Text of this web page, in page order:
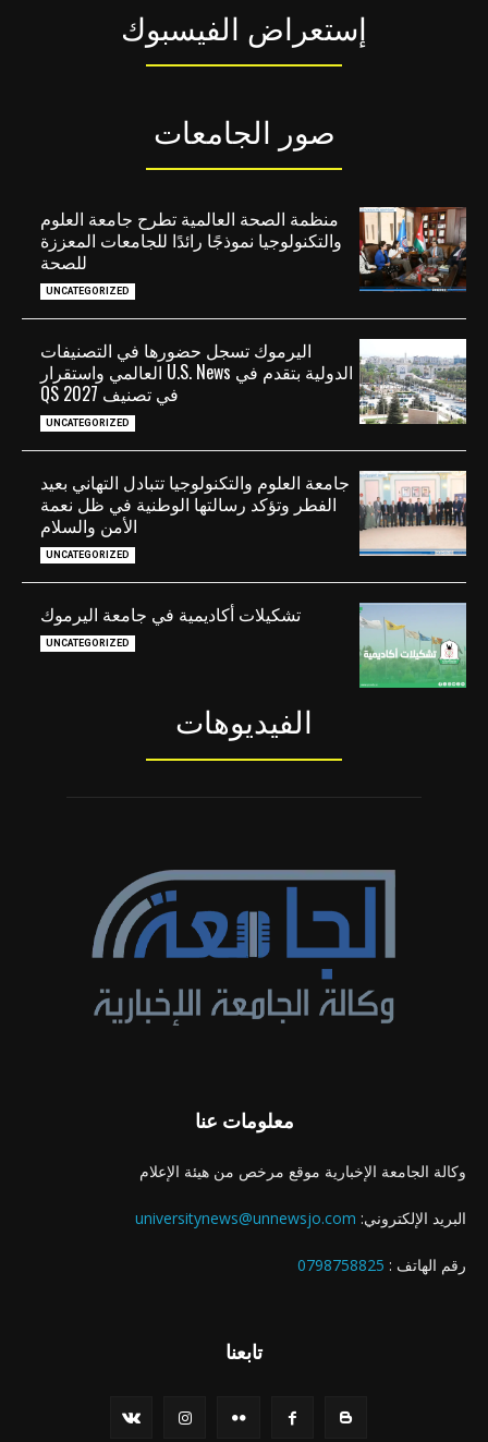
إستعراض الفيسبوك
صور الجامعات
منظمة الصحة العالمية تطرح جامعة العلوم
والتكنولوجيا نموذجًا رائدًا للجامعات المعززة
للصحة
UNCATEGORIZED
اليرموك تسجل حضورها في التصنيفات
الدولية بتقدم في U.S. News العالمي واستقرار
في تصنيف QS 2027
UNCATEGORIZED
جامعة العلوم والتكنولوجيا تتبادل التهاني بعيد
الفطر وتؤكد رسالتها الوطنية في ظل نعمة
الأمن والسلام
UNCATEGORIZED
تشكيلات أكاديمية في جامعة اليرموك
UNCATEGORIZED
الفيديوهات
معلومات عنا
وكالة الجامعة الإخبارية موقع مرخص من هيئة الإعلام
البريد الإلكتروني: universitynews@unnewsjo.com
رقم الهاتف : 0798758825
تابعنا